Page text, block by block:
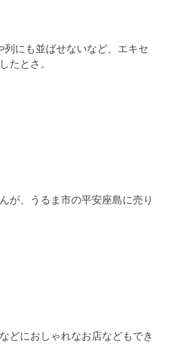
にも並ばせないなど、エキセ
たとさ。
が、うるま市の平安座島に売り
どにおしゃれなお店などもでき